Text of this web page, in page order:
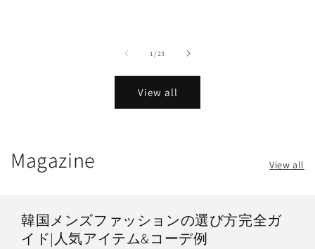
1/of
23
View all
Magazine View all
韓国メンズファッションの選び方完全ガ
イド|人気アイテム&コーデ例